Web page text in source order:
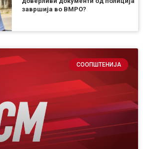
завршија во ВМРО?
СООПШТЕНИЈА